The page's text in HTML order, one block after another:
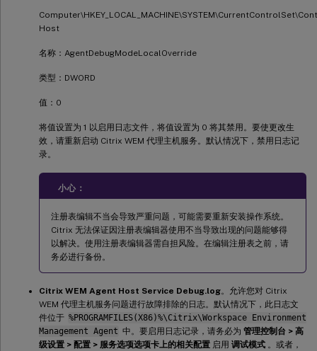
Host
名称：AgentDebugModeLocalOverride
类型：DWORD
值：0
将值设置为 1 以启用日志文件，将值设置为 0 将其禁用。要使更改生
效，请重新启动 Citrix WEM 代理主机服务。默认情况下，禁用日志记
录。
小心：
注册表编辑不当会导致严重问题，可能需要重新安装操作系统。
Citrix 无法保证因注册表编辑器使用不当导致出现的问题能够得
以解决。使用注册表编辑器需自担风险。在编辑注册表之前，请
务必进行备份。
Citrix WEM Agent Host Service Debug.log。允许您对 Citrix
WEM 代理主机服务问题进行故障排除的日志。默认情况下，此日志文
件位于 %PROGRAMFILES(X86)%\Citrix\Workspace Environment
Management Agent 中。要启用日志记录，请务必为 管理控制台 > 高
级设置 > 配置 > 服务选项选项卡上的相关配置 启用 调试模式 。或者，